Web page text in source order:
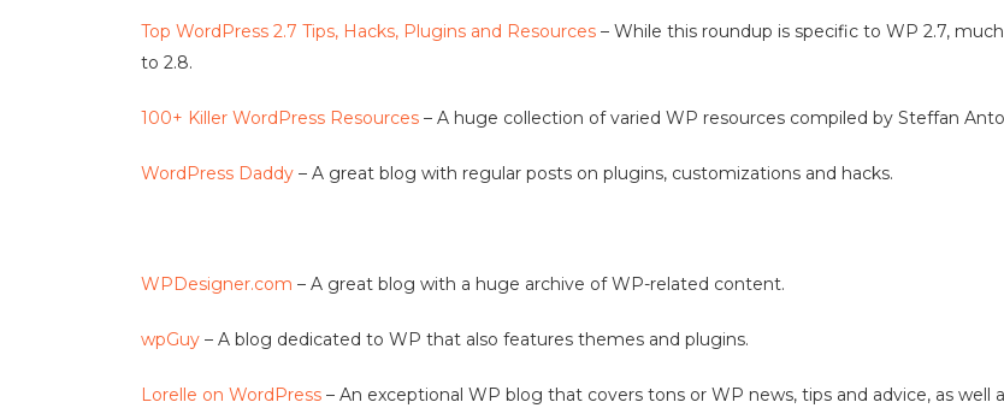
Top WordPress 2.7 Tips, Hacks, Plugins and Resources – While this roundup is specific to WP 2.7,
to 2.8.
100+ Killer WordPress Resources – A huge collection of varied WP resources compiled by Steffan
WordPress Daddy – A great blog with regular posts on plugins, customizations and hacks.
WPDesigner.com – A great blog with a huge archive of WP-related content.
wpGuy – A blog dedicated to WP that also features themes and plugins.
Lorelle on WordPress – An exceptional WP blog that covers tons or WP news, tips and advice, as well